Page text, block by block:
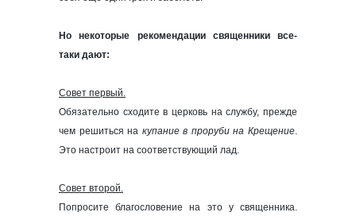
Но некоторые рекомендации священники все-
таки дают:
Совет первый.
Обязательно сходите в церковь на службу, прежде
чем решиться на купание в проруби на Крещение.
Это настроит на соответствующий лад.
Совет второй.
Попросите благословение на это у священника.